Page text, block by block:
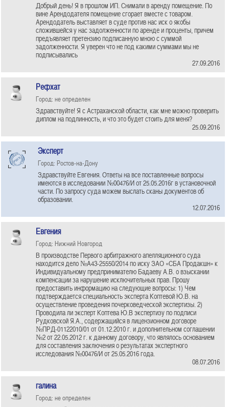
Добрый день! Я в прошлом ИП. Снимали в аренду помещение. По
вине Арендодателя помещение сгорает вместе с товаром.
Арендодатель выставляет в суде против нас иск о якобы
сложившейся у нас задолженности по аренде и проценты, причем
предъявляет претензию подписанную мною с суммой
задолженности. Я уверен что не под какими суммами мы не
подписывались
27.09.2016
Рефхат
Город: не определен
Здравствуйте! Я с Астраханской области, как мне можно проверить
диплом на подлинность, и что это будет стоить для меня?
25.09.2016
Эксперт
Город: Ростов-на-Дону
Здравствуйте Евгения. Ответы на все поставленные вопросы
имеются в исследовании №00476/И от 25.05.2016г в установочной
части. По запросу суда можем выслать сканы документов об
образовании.
12.07.2016
Евгения
Город: Нижний Новгород
В производстве Первого арбитражного апелляционного суда
находится дело №А43-25550/2014 по иску ЗАО «СБА Продакшн» к
Индивидуальному предпринимателю Бадаеву А.В. о взыскании
компенсации за нарушение исключительных прав. Прошу
предоставить информацию на следующие вопросы: 1) Чем
подтверждается специальность эксперта Коптевой Ю.В. на
осуществление проведения почерковедческой экспертизы. 2)
Проводила ли эксперт Коптева Ю.В экспертизу по подписи
Рудковской Я.А., содержащийся в лицензионном договоре
№ПРД-01122010/01 от 01.12.2010 г. и дополнительном соглашении
№2 от 22.05.2012 г. к данному договору, что являлось основанием
для составления заключения о результатах экспертного
исследования №00476/И от 25.05.2016 года.
08.07.2016
галина
Город: не определен